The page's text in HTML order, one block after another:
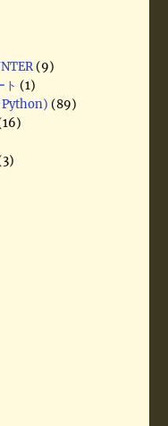
(9)
ト (1)
Python) (89)